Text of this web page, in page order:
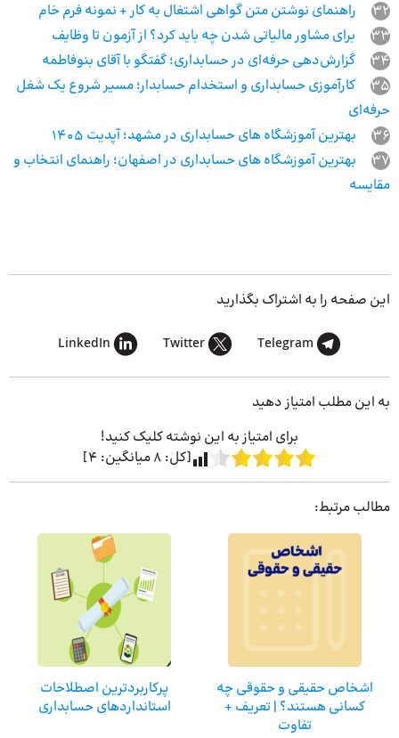
32
راهنمای نوشتن متن گواهی اشتغال به کار + نمونه فرم خام
33
برای مشاور مالیاتی شدن چه باید کرد؟ از آزمون تا وظایف
34
گزارش‌دهی حرفه‌ای در حسابداری؛ گفتگو با آقای بنوفاطمه
35
کارآموزی حسابداری و استخدام حسابدار؛ مسیر شروع یک شغل
حرفه‌ای
36
بهترین آموزشگاه‌‌ های حسابداری در مشهد؛ آپدیت 1405
37
بهترین آموزشگاه‌ های حسابداری در اصفهان؛ راهنمای انتخاب و
مقایسه
این صفحه را به اشتراک بگذارید
Telegram
Twitter
LinkedIn
به این مطلب امتیاز دهید
برای امتیاز به این نوشته کلیک کنید!
[کل: 8میانگین: 4
]
مطالب مرتبط:
اشخاص حقیقی و حقوقی چه
کسانی هستند؟ | تعریف +
تفاوت
پرکاربردترین اصطلاحات
استانداردهای حسابداری